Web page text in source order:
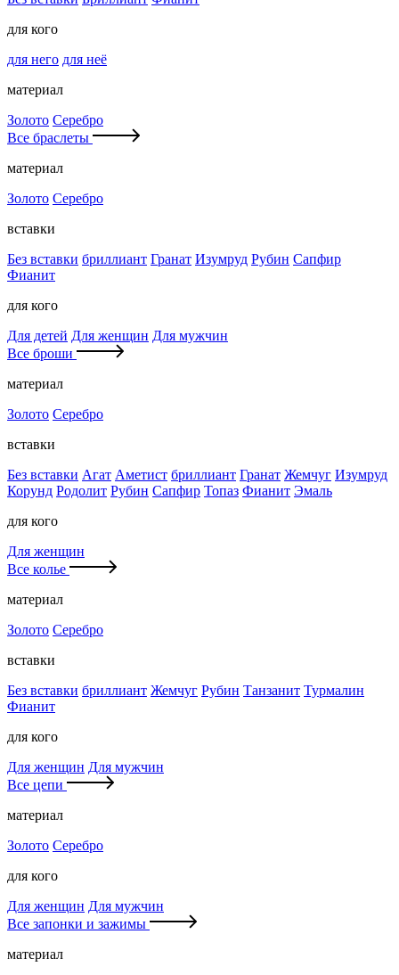
для кого
для него для неё
материал
Золото Серебро
Все браслеты
материал
Золото Серебро
вставки
Без вставки бриллиант Гранат Изумруд Рубин Сапфир
Фианит
для кого
Для детей Для женщин Для мужчин
Все броши
материал
Золото Серебро
вставки
Без вставки Агат Аметист бриллиант Гранат Жемчуг Изумруд
Корунд Родолит Рубин Сапфир Топаз Фианит Эмаль
для кого
Для женщин
Все колье
материал
Золото Серебро
вставки
Без вставки бриллиант Жемчуг Рубин Танзанит Турмалин
Фианит
для кого
Для женщин Для мужчин
Все цепи
материал
Золото Серебро
для кого
Для женщин Для мужчин
Все запонки и зажимы
материал